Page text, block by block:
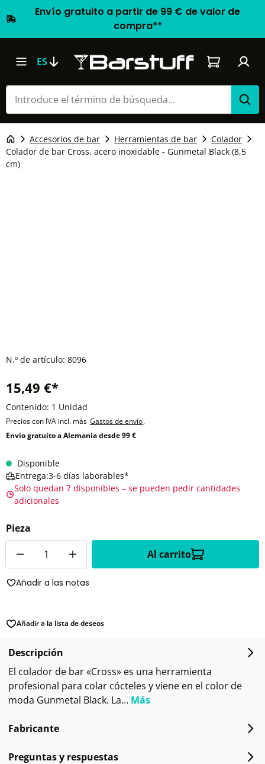
Envío gratuito a partir de 99 € de valor de
compra**
ES El carrito
Accesorios de bar Herramientas de bar
Colador
Colador de bar Cross, acero inoxidable - Gunmetal Black (8,5
cm)
N.º de artículo: 8096
15,49 €*
Contenido: 1 Unidad
Precios con IVA incl. más Gastos de envío,
Envío gratuito a Alemania desde 99 €
Disponible
Entrega:3-6 días laborables*
Solo quedan 7 disponibles – se pueden pedir cantidades
adicionales
Pieza
Al carrito
Añadir a las notas
Añadir a la lista de deseos
Descripción
El colador de bar «Cross» es una herramienta
profesional para colar cócteles y viene en el color de
moda Gunmetal Black. La… Más
Fabricante
Preguntas y respuestas